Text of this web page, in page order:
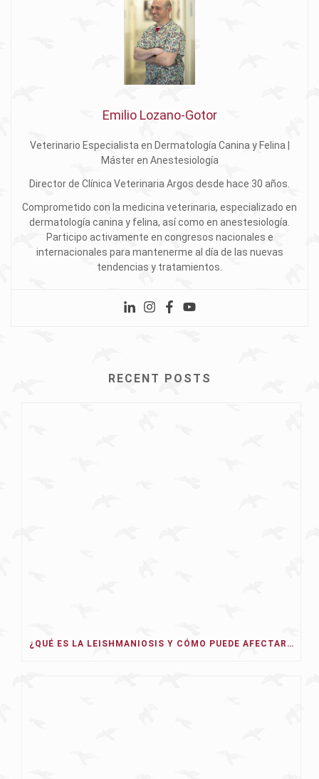
Emilio Lozano-Gotor
Veterinario Especialista en Dermatología Canina y Felina |
Máster en Anestesiología
Director de Clínica Veterinaria Argos desde hace 30 años.
Comprometido con la medicina veterinaria, especializado en
dermatología canina y felina, así como en anestesiología.
Participo activamente en congresos nacionales e
internacionales para mantenerme al día de las nuevas
tendencias y tratamientos.
RECENT POSTS
¿QUÉ ES LA LEISHMANIOSIS Y CÓMO PUEDE AFECTAR A NUESTRO PERRO EN 2026?